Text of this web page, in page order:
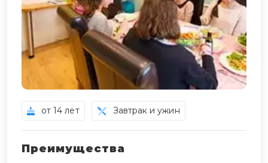
от 14 лет Завтрак и ужин
Преимущества